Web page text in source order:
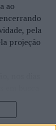
ao
pela
projeção
de
da